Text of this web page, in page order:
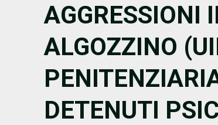
AGGRESSIONI
ALGOZZINO
DETENUTI